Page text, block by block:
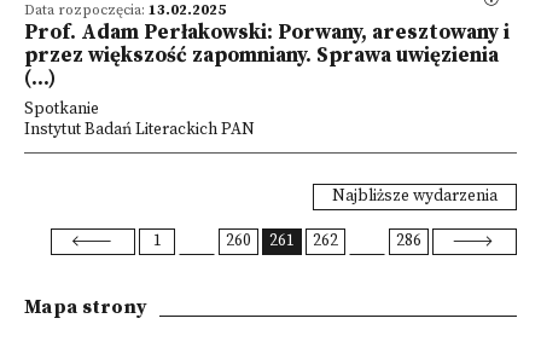
Data rozpoczęcia: 13.02.2025
Prof. Adam Perłakowski: Porwany, aresztowany i
przez większość zapomniany. Sprawa uwięzienia
(...)
Spotkanie
Instytut Badań Literackich PAN
Najbliższe wydarzenia
1 260 261 262 286
Mapa strony